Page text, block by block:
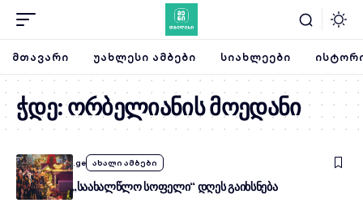
ᲛᲗᲐᲕᲐᲠᲘ ᲣᲐᲮᲚᲔᲡᲘ ᲐᲛᲑᲔᲑᲘ ᲡᲘᲐᲮᲚᲔᲔᲑᲘ
ჭდე:ორბელიანის მოედანი
BySheniTbilisi.ge ახალი ამბები
თბილისში „საახალწლო სოფელი“ დღეს გაიხსნება